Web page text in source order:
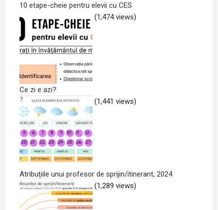
10 etape-cheie pentru elevii cu CES
(1,474 views)
Ce zi e azi?
(1,441 views)
Atribuțiile unui profesor de sprijin/itinerant, 2024
(1,289 views)